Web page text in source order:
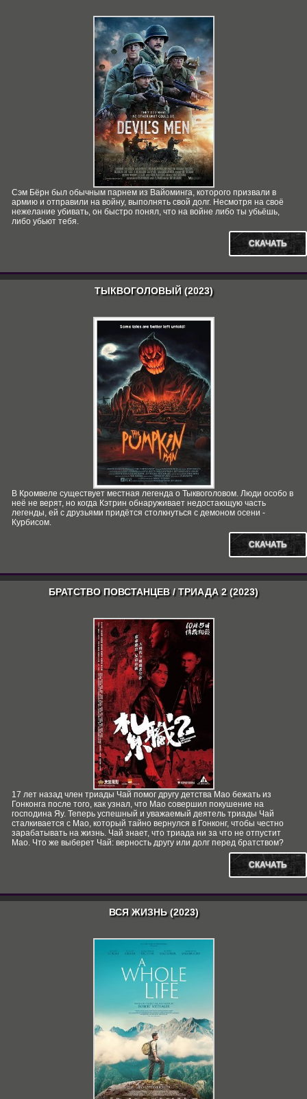
Сэм Бёрн был обычным парнем из Вайоминга, которого призвали в
армию и отправили на войну, выполнять свой долг. Несмотря на своё
нежелание убивать, он быстро понял, что на войне либо ты убьёшь,
либо убьют тебя.
СКАЧАТЬ
ТЫКВОГОЛОВЫЙ (2023)
В Кромвеле существует местная легенда о Тыквоголовом. Люди особо в
неё не верят, но когда Кэтрин обнаруживает недостающую часть
легенды, ей с друзьями придётся столкнуться с демоном осени -
Курбисом.
СКАЧАТЬ
БРАТСТВО ПОВСТАНЦЕВ / ТРИАДА 2 (2023)
17 лет назад член триады Чай помог другу детства Мао бежать из
Гонконга после того, как узнал, что Мао совершил покушение на
господина Яу. Теперь успешный и уважаемый деятель триады Чай
сталкивается с Мао, который тайно вернулся в Гонконг, чтобы честно
зарабатывать на жизнь. Чай знает, что триада ни за что не отпустит
Мао. Что же выберет Чай: верность другу или долг перед братством?
СКАЧАТЬ
ВСЯ ЖИЗНЬ (2023)